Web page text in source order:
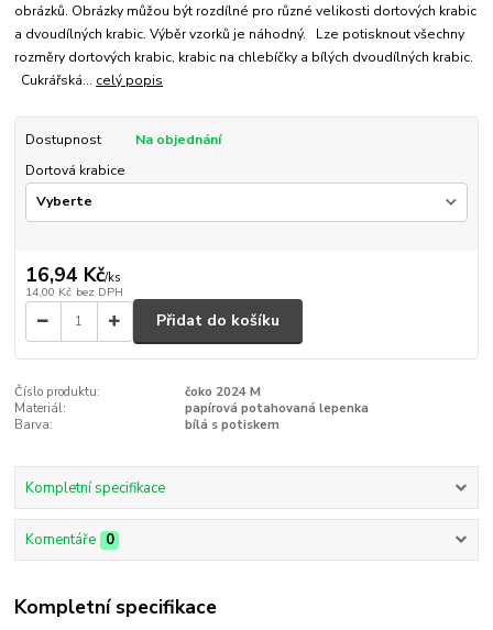
obrázků. Obrázky můžou být rozdílné pro různé velikosti dortových krabic
a dvoudílných krabic. Výběr vzorků je náhodný. Lze potisknout všechny
rozměry dortových krabic, krabic na chlebíčky a bílých dvoudílných krabic.
Cukrářská... celý popis
Dostupnost
Na objednání
Dortová krabice
16,94 Kč/ks
14,00 Kč bez DPH
Přidat do košíku
Číslo produktu:
čoko 2024 M
Materiál:
papírová potahovaná lepenka
Barva:
bílá s potiskem
Kompletní specifikace
Komentáře 0
Kompletní specifikace